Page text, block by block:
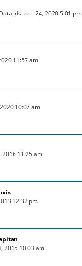
Data: ds. oct. 24, 2020 5:01 pm
11:57 am
10:07 am
2016 11:25 am
12:32 pm
2015 10:03 am